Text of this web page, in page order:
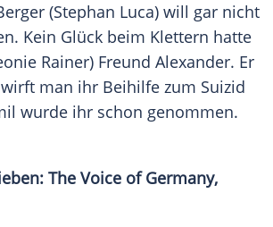
(Stephan Luca) will gar nicht
Kein Glück beim Klettern hatte
Rainer) Freund Alexander. Er
man ihr Beihilfe zum Suizid
wurde ihr schon genommen.
: The Voice of Germany,